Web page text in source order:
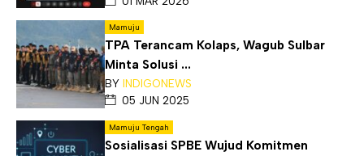
Mamuju
TPA Terancam Kolaps, Wagub Sulbar
Minta Solusi ...
BY INDIGONEWS
05 JUN 2025
Mamuju Tengah
Sosialisasi SPBE Wujud Komitmen